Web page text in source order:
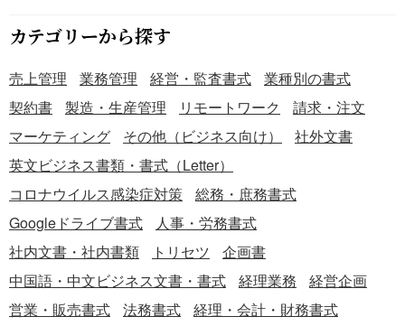
カテゴリーから探す
売上管理 業務管理 経営・監査書式
業種別の書式
契約書
製造・生産管理 リモートワーク
請求・注文
マーケティング
その他（ビジネス向け）
社外文書
英文ビジネス書類・書式（Letter）
コロナウイルス感染症対策
総務・庶務書式
Googleドライブ書式
人事・労務書式
社内文書・社内書類
トリセツ
企画書
中国語・中文ビジネス文書・書式
経理業務
経営企画
営業・販売書式
法務書式
経理・会計・財務書式